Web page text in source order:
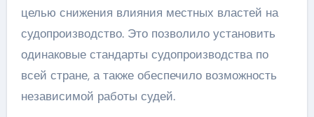
целью снижения влияния местных властей на
судопроизводство. Это позволило установить
одинаковые стандарты судопроизводства по
всей стране, а также обеспечило возможность
независимой работы судей.